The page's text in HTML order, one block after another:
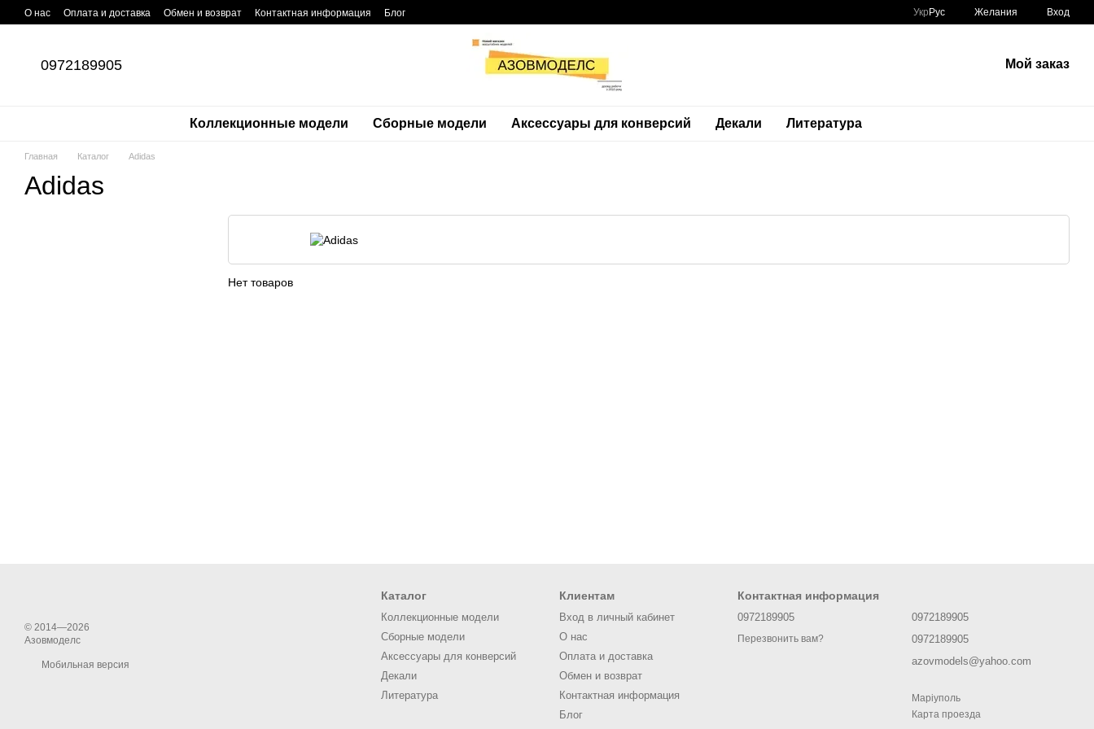
Перейти к основному контенту
О нас Оплата и доставка Обмен и возврат Контактная информация Блог Укр Рус Желания Вход
0972189905 Мой заказ
Коллекционные модели Сборные модели Аксессуары для конверсий Декали Литература
Главная Каталог Adidas
Adidas
Нет товаров
© 2014—2026
Азовмоделс
Мобильная версия
Каталог
Коллекционные модели
Сборные модели
Аксессуары для конверсий
Декали
Литература
Клиентам
Вход в личный кабинет
О нас
Оплата и доставка
Обмен и возврат
Контактная информация
Блог
Контактная информация
0972189905
Перезвонить вам?
0972189905
0972189905
azovmodels@yahoo.com
Маріуполь
Карта проезда